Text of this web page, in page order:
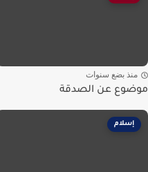
بضع سنوات
عن الصدقة
إسلام